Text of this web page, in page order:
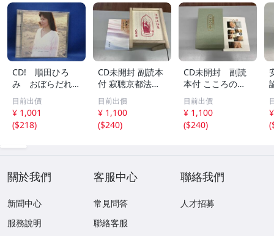
CD! 順田ひろ
み おぼらだれ
ん 帯付き OM
CD-16 42405
目前出價
¥ 1,001
($218)
CD未開封 副読本
付 寂聴京都法話
集 ユーキャン
目前出價
¥ 1,100
($240)
CD未開封 副読
本付 こころの
扉 河合隼雄講話
集
目前出價
¥ 1,100
($240)
(
關於我們
新聞中心
服務說明
客服中心
常見問答
聯絡客服
聯絡我們
人才招募